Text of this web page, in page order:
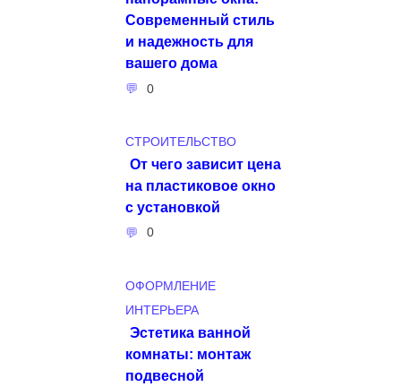
Современный стиль
и надежность для
вашего дома
0
СТРОИТЕЛЬСТВО
От чего зависит цена
на пластиковое окно
с установкой
0
ОФОРМЛЕНИЕ
ИНТЕРЬЕРА
Эстетика ванной
комнаты: монтаж
подвесной